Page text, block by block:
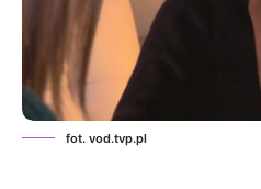
fot. vod.tvp.pl